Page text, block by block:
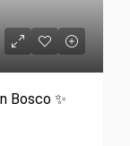
Bosco ✨